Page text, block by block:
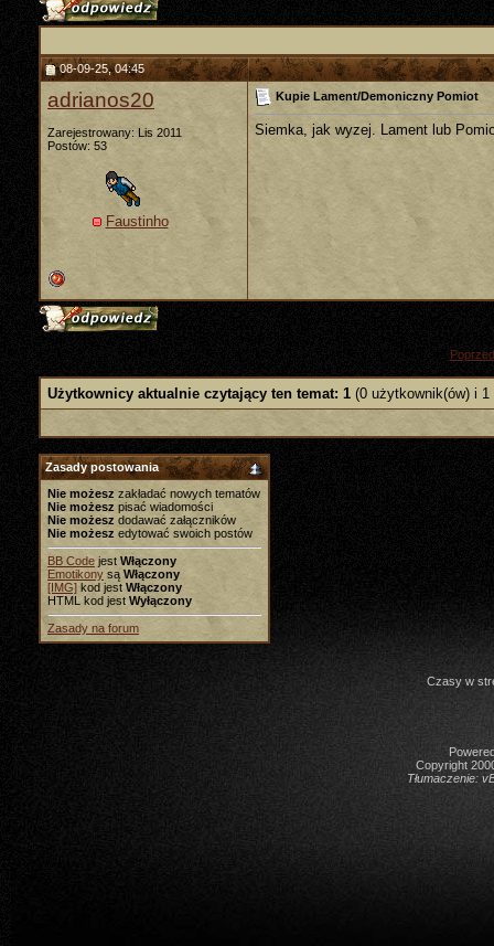
08-09-25, 04:45
adrianos20
Zarejestrowany: Lis 2011
Postów: 53
Faustinho
Kupie Lament/Demoniczny Pomiot
Siemka, jak wyzej. Lament lub
Użytkownicy aktualnie czytający ten temat: 1 (0 użytkownik(ów) i 1
Zasady postowania
Nie możesz zakładać nowych tematów
Nie możesz pisać wiadomości
Nie możesz dodawać załączników
Nie możesz edytować swoich postów
BB Code jest Włączony
Emotikony są Włączony
[IMG] kod jest Włączony
HTML kod jest Wyłączony
Zasady na forum
Czasy w
Copyright
Tłumaczenie: